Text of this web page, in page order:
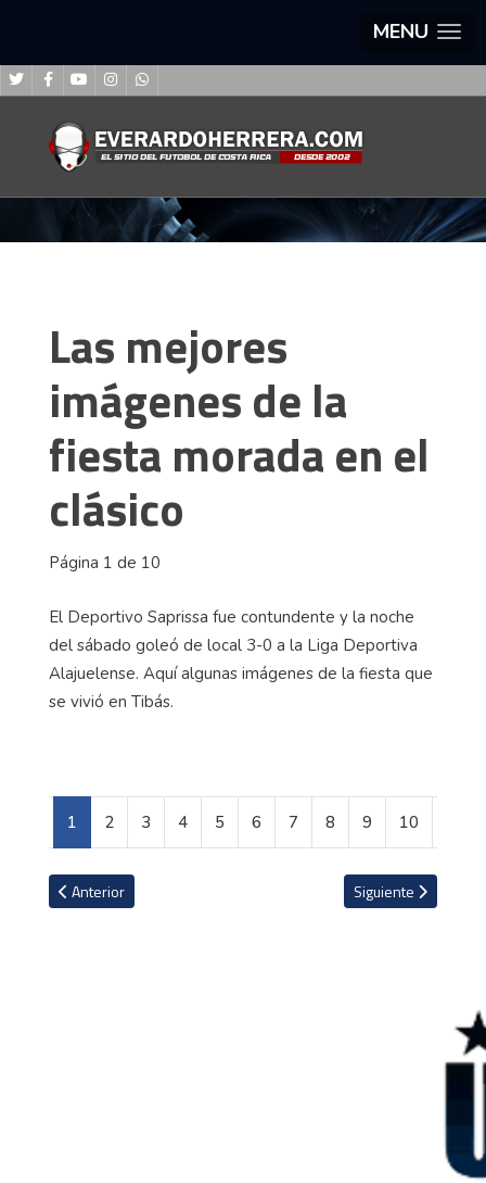
MENU
Las mejores
imágenes de la
fiesta morada en el
clásico
Página 1 de 10
El Deportivo Saprissa fue contundente y la noche
del sábado goleó de local 3-0 a la Liga Deportiva
Alajuelense. Aquí algunas imágenes de la fiesta que
se vivió en Tibás.
1 2 3 4 5 6 7 8 9 10
Artículo anterior: La gran ciudad petrolera ubicada en el lago más
Anterior Artículo siguiente:
Siguiente